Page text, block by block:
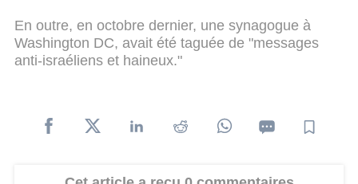
En outre, en octobre dernier, une synagogue à
Washington DC, avait été taguée de "messages
anti-israéliens et haineux."